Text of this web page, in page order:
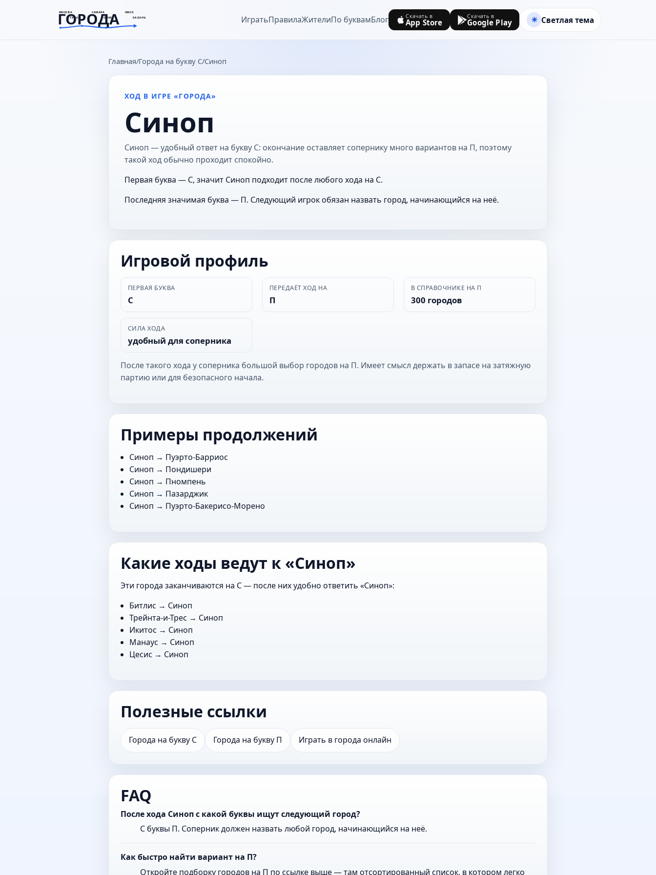
МОСКВА САМАРА ОМСК
ТУЛА СОЧИ КАЗАНЬ
ГОРОДА
goroda-na.ru ИгратьПравилаЖителиПо буквамБлог Скачать в
App Store
Скачать в
Google Play Светлая тема
Главная Города на букву С Синоп
ХОД В ИГРЕ «ГОРОДА»
Синоп
Синоп — удобный ответ на букву С: окончание оставляет сопернику много вариантов на П, поэтому
такой ход обычно проходит спокойно.
Первая буква — С, значит Синоп подходит после любого хода на С.
Последняя значимая буква — П. Следующий игрок обязан назвать город, начинающийся на неё.
Игровой профиль
ПЕРВАЯ БУКВА
С
ПЕРЕДАЁТ ХОД НА
П
В СПРАВОЧНИКЕ НА П
300 городов
СИЛА ХОДА
удобный для соперника
После такого хода у соперника большой выбор городов на П. Имеет смысл держать в запасе на затяжную
партию или для безопасного начала.
Примеры продолжений
Синоп → Пуэрто-Барриос
Синоп → Пондишери
Синоп → Пномпень
Синоп → Пазарджик
Синоп → Пуэрто-Бакерисо-Морено
Какие ходы ведут к «Синоп»
Эти города заканчиваются на С — после них удобно ответить «Синоп»:
Битлис → Синоп
Трейнта-и-Трес → Синоп
Икитос → Синоп
Манаус → Синоп
Цесис → Синоп
Полезные ссылки
Города на букву С Города на букву П Играть в города онлайн
FAQ
После хода Синоп с какой буквы ищут следующий город?
С буквы П. Соперник должен назвать любой город, начинающийся на неё.
Как быстро найти вариант на П?
Откройте подборку городов на П по ссылке выше — там отсортированный список, в котором легко